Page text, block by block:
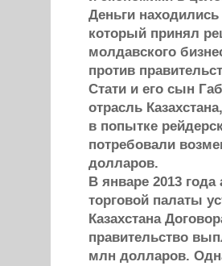
Деньги
который принял
молдавского
против
Стати и его сын
отрасль
в попытке
потребовали
долларов.
В январе 2013
торговой палаты
Казахстана
правительство
млн долларов.